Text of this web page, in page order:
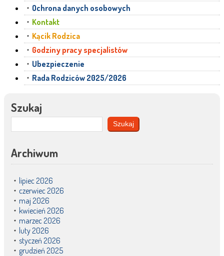
Ochrona danych osobowych
Kontakt
Kącik Rodzica
Godziny pracy specjalistów
Ubezpieczenie
Rada Rodziców 2025/2026
Szukaj
Szukaj
Archiwum
lipiec 2026
czerwiec 2026
maj 2026
kwiecień 2026
marzec 2026
luty 2026
styczeń 2026
grudzień 2025